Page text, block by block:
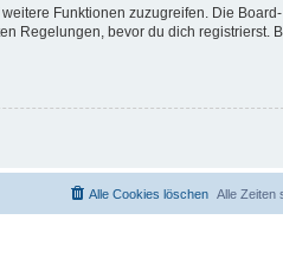
Funktionen zuzugreifen. Die Board-
Regelungen, bevor du dich registrierst.
Alle Zeiten
Alle Cookies löschen